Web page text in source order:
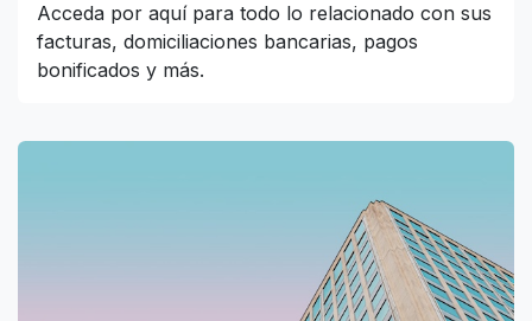
Acceda por aquí para todo lo relacionado con sus
facturas, domiciliaciones bancarias, pagos
bonificados y más.